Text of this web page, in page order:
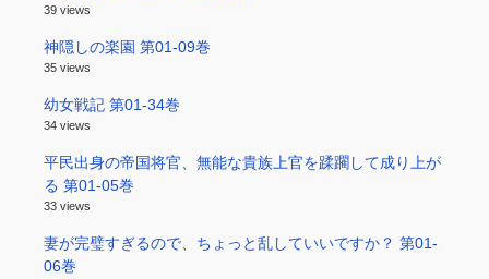
39 views
神隠しの楽園 第01-09巻
35 views
幼女戦記 第01-34巻
34 views
平民出身の帝国将官、無能な貴族上官を蹂躙して成り上が
る 第01-05巻
33 views
妻が完璧すぎるので、ちょっと乱していいですか？ 第01-
06巻